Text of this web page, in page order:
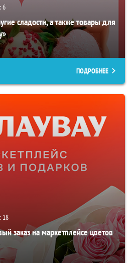
6
сладости, а также товары для
ПОДРОБНЕЕ
18
заказ на маркетплейсе цветов